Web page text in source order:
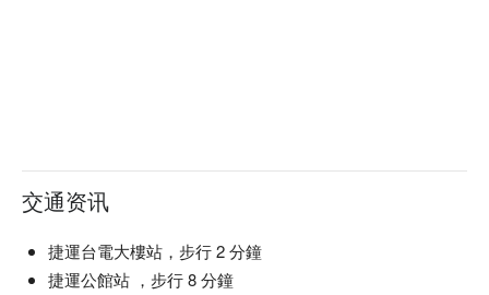
交通资讯
捷運台電大樓站，步行 2 分鐘
捷運公館站 ，步行 8 分鐘